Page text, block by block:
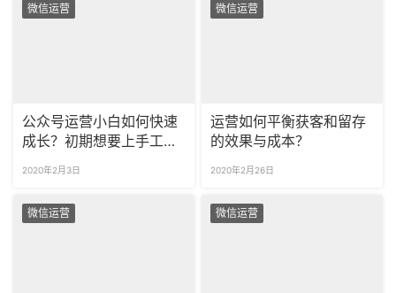
微信运营
公众号运营小白如何快速
成长？初期想要上手工作
2020年2月3日
微信运营
运营如何平衡获客和留存
的效果与成本？
2020年2月26日
微信运营 微信运营